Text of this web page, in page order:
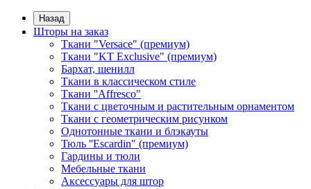
Назад
Шторы на заказ
Ткани "Versace" (премиум)
Ткани "KT Exclusive" (премиум)
Бархат, шенилл
Ткани в классическом стиле
Ткани ''Affresco"
Ткани с цветочным и растительным орнаментом
Ткани с геометрическим рисунком
Однотонные ткани и блэкауты
Тюль ''Escardin" (премиум)
Гардины и тюли
Мебельные ткани
Аксессуары для штор